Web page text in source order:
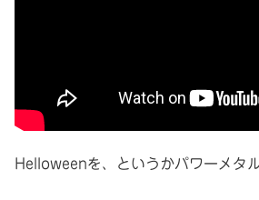
Helloweenを、というかパワーメタ